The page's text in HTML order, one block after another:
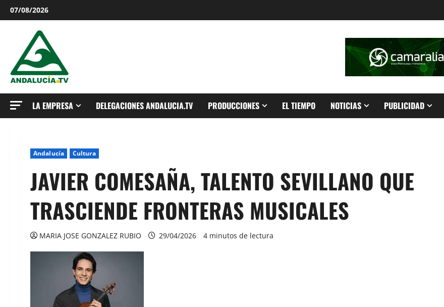
Saltar
al
contenido
07/08/2026
LA EMPRESA DELEGACIONES ANDALUCIA.TV PRODUCCIONES EL TIEMPO NOTICIAS PUBLICIDAD
Andalucía Cultura
JAVIER COMESAÑA, TALENTO SEVILLANO QUE
TRASCIENDE FRONTERAS MUSICALES
MARIA JOSE GONZALEZ RUBIO 29/04/2026 4 minutos de lectura